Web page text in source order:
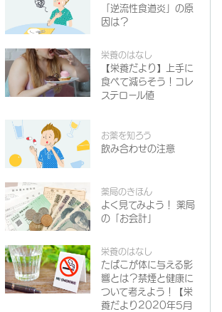
「逆流性食道炎」の原
因は？
栄養のはなし
【栄養だより】上手に
食べて減らそう！コレ
ステロール値
お薬を知ろう
飲み合わせの注意
薬局のきほん
よく見てみよう！ 薬局
の「お会計」
栄養のはなし
たばこが体に与える影
響とは？禁煙と健康に
ついて考えよう！【栄
養だより2020年5月